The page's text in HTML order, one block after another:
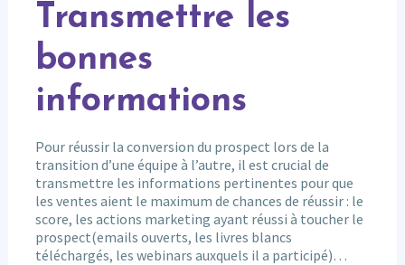
Transmettre les
bonnes
informations
Pour réussir la conversion du prospect lors de la
transition d’une équipe à l’autre, il est crucial de
transmettre les informations pertinentes pour que
les ventes aient le maximum de chances de réussir : le
score, les actions marketing ayant réussi à toucher le
prospect(emails ouverts, les livres blancs
téléchargés, les webinars auxquels il a participé)…